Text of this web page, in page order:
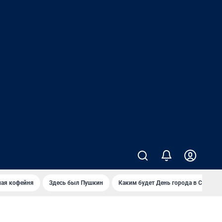
кофейня Здесь был Пушкин Каким будет День города в Самаре